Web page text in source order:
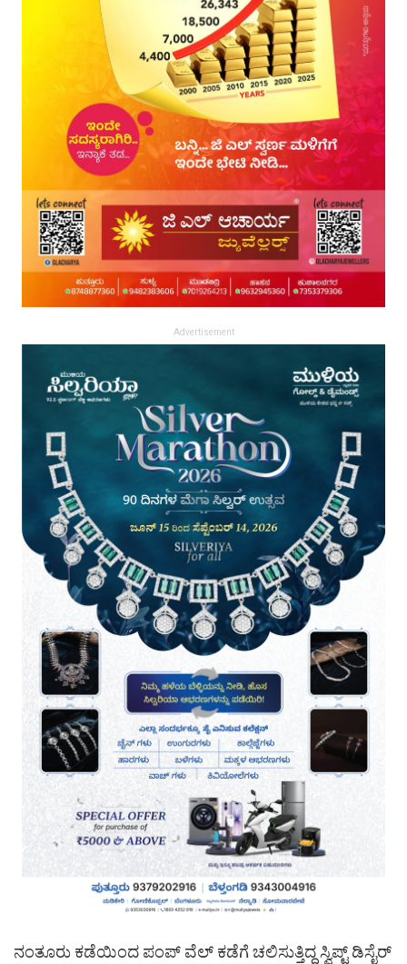
Advertisement
ನಂತೂರು ಕಡೆಯಿಂದ ಪಂಪ್ ವೆಲ್ ಕಡೆಗೆ ಚಲಿಸುತ್ತಿದ್ದ ಸ್ವಿಪ್ಟ್ ಡಿಸೈರ್